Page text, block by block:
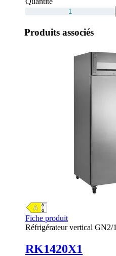
Produits associés
Fiche produit
Réfrigérateur vertical GN2/1
RK1420X1